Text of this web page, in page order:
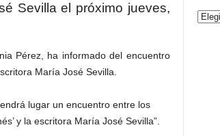
Sevilla el próximo jueves,
Pérez, ha informado del encuentro
María José Sevilla.
lugar un encuentro entre los
y la escritora María José Sevilla”.